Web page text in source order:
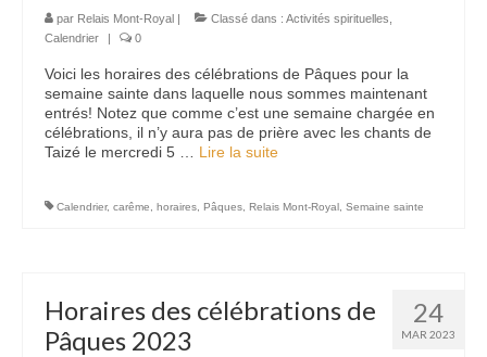
Nous contacter
par Relais Mont-Royal | Classé dans : Activités spirituelles
Calendrier
| 0
Voici les horaires des célébrations de Pâques pour la
semaine sainte dans laquelle nous sommes maintenant
entrés! Notez que comme c’est une semaine chargée en
célébrations, il n’y aura pas de prière avec les chants de
Taizé le mercredi 5 … Lire la suite­­
Calendrier, carême horaires Pâques Relais Mont-Royal Semaine sainte
24
MAR 2023
Horaires des célébrations de
Pâques 2023